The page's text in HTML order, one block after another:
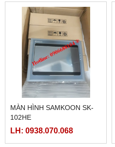
MÀN HÌNH SAMKOON SK-
102HE
LH: 0938.070.068